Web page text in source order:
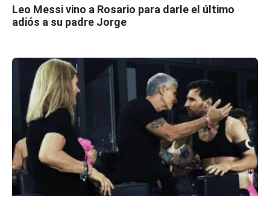
Leo Messi vino a Rosario para darle el último
adiós a su padre Jorge